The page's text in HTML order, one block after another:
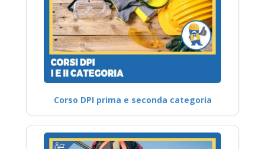
Corso DPI prima e seconda categoria